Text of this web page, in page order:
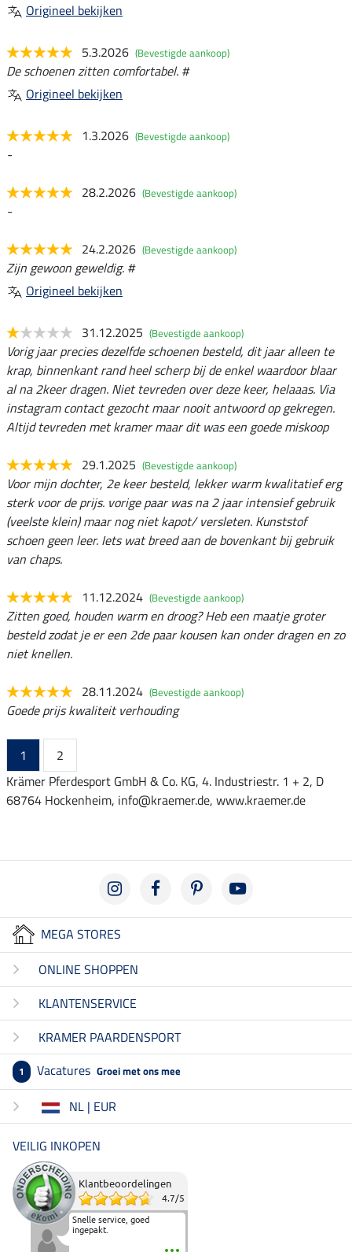
Origineel bekijken
5.3.2026 (Bevestigde aankoop)
De schoenen zitten comfortabel. #
Origineel bekijken
1.3.2026 (Bevestigde aankoop)
-
28.2.2026 (Bevestigde aankoop)
-
24.2.2026 (Bevestigde aankoop)
Zijn gewoon geweldig. #
Origineel bekijken
31.12.2025 (Bevestigde aankoop)
Vorig jaar precies dezelfde schoenen besteld, dit jaar alleen te
krap, binnenkant rand heel scherp bij de enkel waardoor blaar
al na 2keer dragen. Niet tevreden over deze keer, helaaas. Via
instagram contact gezocht maar nooit antwoord op gekregen.
Altijd tevreden met kramer maar dit was een goede miskoop
29.1.2025 (Bevestigde aankoop)
Voor mijn dochter, 2e keer besteld, lekker warm kwalitatief erg
sterk voor de prijs. vorige paar was na 2 jaar intensief gebruik
(veelste klein) maar nog niet kapot/ versleten. Kunststof
schoen geen leer. Iets wat breed aan de bovenkant bij gebruik
van chaps.
11.12.2024 (Bevestigde aankoop)
Zitten goed, houden warm en droog? Heb een maatje groter
besteld zodat je er een 2de paar kousen kan onder dragen en zo
niet knellen.
28.11.2024 (Bevestigde aankoop)
Goede prijs kwaliteit verhouding
1
2
Krämer Pferdesport GmbH & Co. KG, 4. Industriestr. 1 + 2, D
68764 Hockenheim, info@kraemer.de, www.kraemer.de
MEGA STORES
ONLINE SHOPPEN
KLANTENSERVICE
KRAMER PAARDENSPORT
1 Vacatures Groei met ons mee
NL | EUR
VEILIG INKOPEN
Klantbeoordelingen
4.7/5
Snelle service, goed
ingepakt.